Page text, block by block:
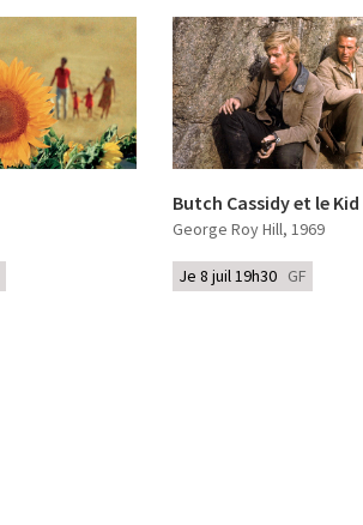
Butch Cassidy et le Kid
George Roy Hill, 1969
Je 8 juil 19h30 GF